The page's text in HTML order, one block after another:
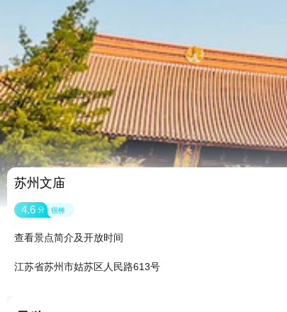
苏州文庙
4.6 分 很棒
查看景点简介及开放时间
江苏省苏州市姑苏区人民路613号